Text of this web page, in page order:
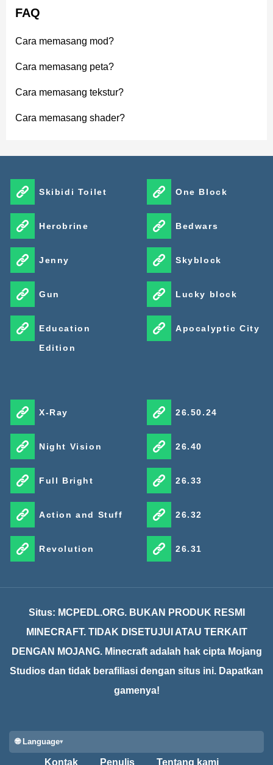
FAQ
Cara memasang mod?
Cara memasang peta?
Cara memasang tekstur?
Cara memasang shader?
Skibidi Toilet
Herobrine
Jenny
Gun
Education
Edition
One Block
Bedwars
Skyblock
Lucky block
Apocalyptic City
X-Ray
Night Vision
Full Bright
Action and Stuff
Revolution
26.50.24
26.40
26.33
26.32
26.31
Situs: MCPEDL.ORG. BUKAN PRODUK RESMI
MINECRAFT. TIDAK DISETUJUI ATAU TERKAIT
DENGAN MOJANG. Minecraft adalah hak cipta Mojang
Studios dan tidak berafiliasi dengan situs ini. Dapatkan
gamenya!
🌐 Language
Kontak Penulis Tentang kami